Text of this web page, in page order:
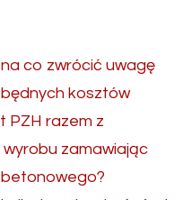
co zwrócić uwagę
kosztów
PZH razem z
zamawiając